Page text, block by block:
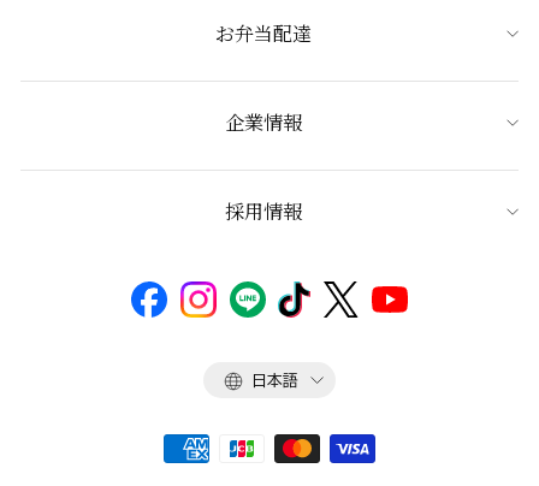
お弁当配達
企業情報
採用情報
言
日本語